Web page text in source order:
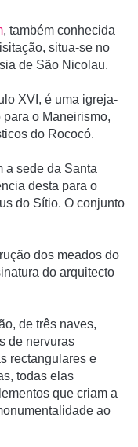
, também conhecida
situa-se no
de São Nicolau.
XVI, é uma igreja-
o Maneirismo,
do Rococó.
a sede da Santa
desta para o
do Sí­tio. O conjunto
dos meados do
do arquitecto
de três naves,
de nervuras
rectangulares e
todas elas
que criam a
ao